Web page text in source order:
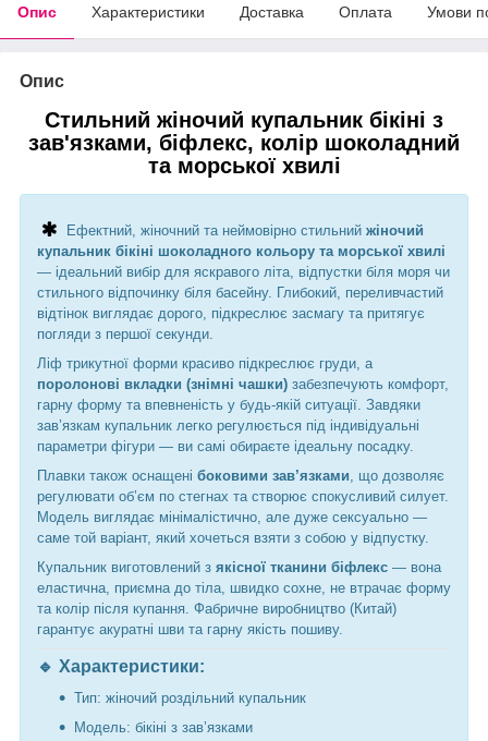
Опис Характеристики Доставка Оплата Умови
Опис
Стильний жіночий купальник бікіні з
зав'язками, біфлекс, колір шоколадний
та морської хвилі
Ефектний, жіночний та неймовірно стильний жіночий
купальник бікіні шоколадного кольору та морської хвилі
— ідеальний вибір для яскравого літа, відпустки біля моря чи
стильного відпочинку біля басейну. Глибокий, переливчастий
відтінок виглядає дорого, підкреслює засмагу та притягує
погляди з першої секунди.
Ліф трикутної форми красиво підкреслює груди, а
поролонові вкладки (знімні чашки) забезпечують комфорт,
гарну форму та впевненість у будь-якій ситуації. Завдяки
зав’язкам купальник легко регулюється під індивідуальні
параметри фігури — ви самі обираєте ідеальну посадку.
Плавки також оснащені боковими зав’язками, що дозволяє
регулювати об’єм по стегнах та створює спокусливий силует.
Модель виглядає мінімалістично, але дуже сексуально —
саме той варіант, який хочеться взяти з собою у відпустку.
Купальник виготовлений з якісної тканини біфлекс — вона
еластична, приємна до тіла, швидко сохне, не втрачає форму
та колір після купання. Фабричне виробництво (Китай)
гарантує акуратні шви та гарну якість пошиву.
🔹 Характеристики:
Тип: жіночий роздільний купальник
Модель: бікіні з зав’язками